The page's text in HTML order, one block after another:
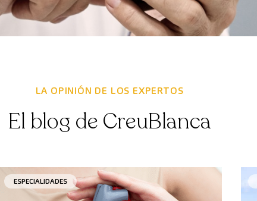
LA OPINIÓN DE LOS EXPERTOS
El blog de CreuBlanca
ESPECIALIDADES